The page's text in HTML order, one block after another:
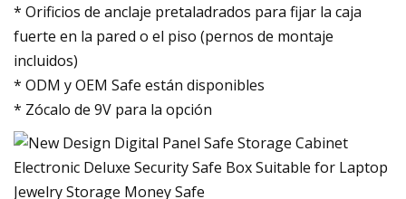
* Orificios de anclaje pretaladrados para fijar la caja
fuerte en la pared o el piso (pernos de montaje
incluidos)
* ODM y OEM Safe están disponibles
* Zócalo de 9V para la opción